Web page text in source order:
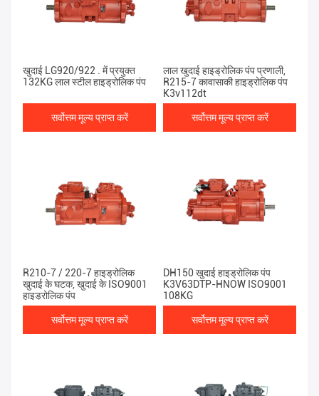
खुदाई LG920/922 . में प्रयुक्त
132KG लाल स्टील हाइड्रोलिक पंप
सर्वोत्तम मूल्य प्राप्त करें
लाल खुदाई हाइड्रोलिक पंप प्रणाली,
R215-7 कावासाकी हाइड्रोलिक पंप
K3v112dt
सर्वोत्तम मूल्य प्राप्त करें
R210-7 / 220-7 हाइड्रोलिक
खुदाई के घटक, खुदाई के ISO9001
हाइड्रोलिक पंप
सर्वोत्तम मूल्य प्राप्त करें
DH150 खुदाई हाइड्रोलिक पंप
K3V63DTP-HNOW ISO9001
108KG
सर्वोत्तम मूल्य प्राप्त करें